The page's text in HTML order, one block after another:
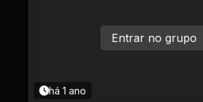
há 1 ano
Entrar no grupo